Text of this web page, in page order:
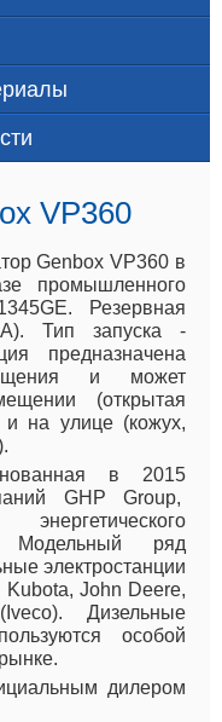
VP360
Genbox VP360 в
промышленного
Резервная
Тип запуска -
предназначена
и может
(открытая
и на улице (кожух,
в 2015
GHP Group,
Модельный ряд
электростанции
Kubota, John Deere,
Дизельные
особой
дилером